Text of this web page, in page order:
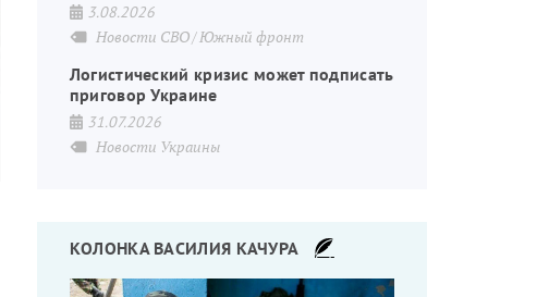
3.08.2026
Новости СВО Южный фронт
Логистический кризис может подписать
приговор Украине
31.07.2026
Новости Украины
КОЛОНКА ВАСИЛИЯ КАЧУРА